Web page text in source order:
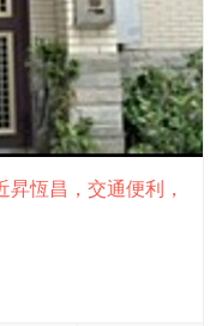
恆昌，交通便利，